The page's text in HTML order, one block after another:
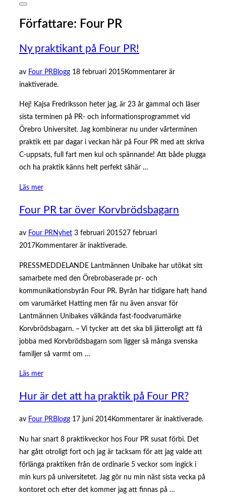
Slå
sidopanel
Författare: Four PR
Ny praktikant på Four PR!
av Four PRBloggPublicerat
18 februari 2015Kommentarer är
inaktiverade.
Hej! Kajsa Fredriksson heter jag, är 23 år gammal och läser
sista terminen på PR- och informationsprogrammet vid
Örebro Universitet. Jag kombinerar nu under vårterminen
praktik ett par dagar i veckan här på Four PR med att skriva
C-uppsats, full fart men kul och spännande! Att både plugga
och ha praktik känns helt perfekt såhär …
Läs mer”Ny
på
PR!”
Four PR tar över Korvbrödsbagarn
av Four PRNyhetPublicerat
den
3 februari 201527 februari
2017Kommentarer är inaktiverade.
PRESSMEDDELANDE Lantmännen Unibake har utökat sitt
samarbete med den Örebrobaserade pr- och
kommunikationsbyrån Four PR. Byrån har tidigare haft hand
om varumärket Hatting men får nu även ansvar för
Lantmännen Unibakes välkända fast-foodvarumärke
Korvbrödsbagarn. – Vi tycker att det ska bli jätteroligt att få
jobba med Korvbrödsbagarn som ligger så många svenska
familjer så varmt om …
Läs mer”Four
tar
Korvbrödsbagarn”
Hur är det att ha praktik på Four PR?
av Four PRBloggPublicerat
17 juni 2014Kommentarer är inaktiverade.
Nu har snart 8 praktikveckor hos Four PR susat förbi. Det
har gått otroligt fort och jag är tacksam för att jag valde att
förlänga praktiken från de ordinarie 5 veckor som ingick i
min kurs på universitetet. Jag gör nu min näst sista vecka på
kontoret och efter det kommer jag att finnas på …